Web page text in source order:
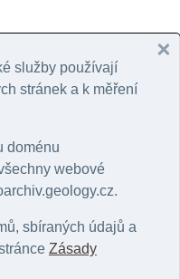
[1 km]
(Buriánková),
Pod
© Hrdličková
Kristýna | 2025
služby používají
stránek a k měření
doménu
webové
sbíraných údajů a
Zásady